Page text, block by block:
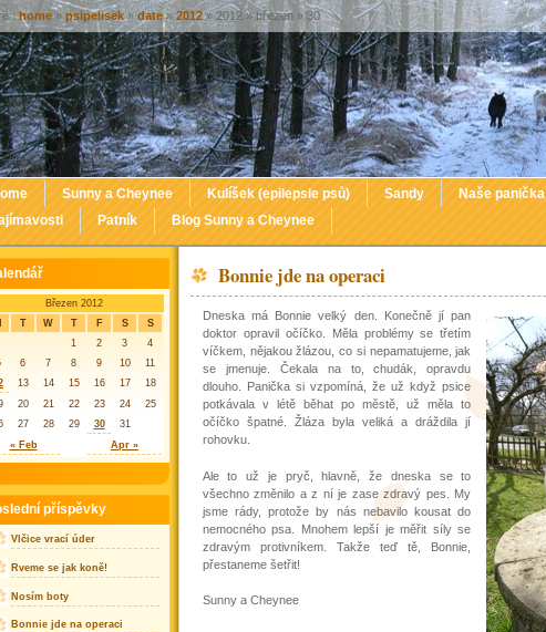
Sunny a Cheynee Kulíšek (epilepsie psů) Sandy Naše panička
Patník Blog Sunny a Cheynee
Bonnie jde na operaci
Dneska má Bonnie velký den. Konečně jí pan
doktor opravil očíčko. Měla problémy se třetím
víčkem, nějakou žlázou, co si nepamatujeme, jak
se jmenuje. Čekala na to, chudák, opravdu
dlouho. Panička si vzpomíná, že už když psice
potkávala v létě běhat po městě, už měla to
očíčko špatné. Žláza byla veliká a dráždila jí
rohovku.
Ale to už je pryč, hlavně, že dneska se to
všechno změnilo a z ní je zase zdravý pes. My
jsme rády, protože by nás nebavilo kousat do
nemocného psa. Mnohem lepší je měřit síly se
zdravým protivníkem. Takže teď tě, Bonnie,
přestaneme šetřit!
Sunny a Cheynee
Březen 2012
T W T F S S
« Feb Apr »
1 2 3
4
6 7 8 9 10
11
13 14 15 16 17
18
20 21 22 23 24
25
27 28 29 30 31
příspěvky
Vlčice vrací úder
Rveme se jak koně!
Nosím boty
Bonnie jde na operaci
:home» psipelisek »date»2012» 2012 » březen » 30